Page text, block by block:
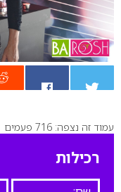
0
עמוד זה נצפה: 716 פעמים
רכילות